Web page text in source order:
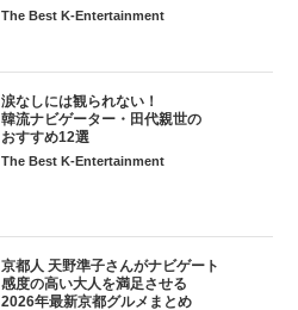
The Best K-Entertainment
涙なしには観られない！
韓流ナビゲーター・田代親世の
おすすめ12選
The Best K-Entertainment
京都人 天野準子さんがナビゲート
感度の高い大人を満足させる
2026年最新京都グルメまとめ